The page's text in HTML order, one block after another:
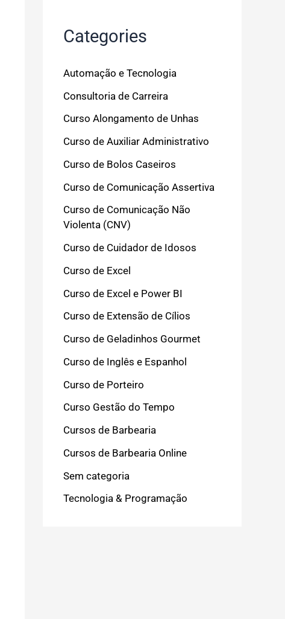
Categories
Automação e Tecnologia
Consultoria de Carreira
Curso Alongamento de Unhas
Curso de Auxiliar Administrativo
Curso de Bolos Caseiros
Curso de Comunicação Assertiva
Curso de Comunicação Não
Violenta (CNV)
Curso de Cuidador de Idosos
Curso de Excel
Curso de Excel e Power BI
Curso de Extensão de Cílios
Curso de Geladinhos Gourmet
Curso de Inglês e Espanhol
Curso de Porteiro
Curso Gestão do Tempo
Cursos de Barbearia
Cursos de Barbearia Online
Sem categoria
Tecnologia & Programação